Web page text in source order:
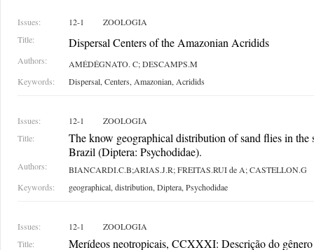
Issues: 12-1
ZOOLOGIA
Title:
Dispersal Centers of the Amazonian Acridids
Authors:
AMÉDÉGNATO. C; DESCAMPS.M
Keywords:
Dispersal, Centers, Amazonian, Acridids
Issues: 12-1
ZOOLOGIA
Title:
The know geographical distribution of sand flies in the
Brazil (Diptera: Psychodidae).
Authors:
BIANCARDI.C.B;ARIAS.J.R; FREITAS.RUI de A; CASTELLON.G
Keywords:
geographical, distribution, Diptera, Psychodidae
Issues: 12-1
ZOOLOGIA
Title:
Merídeos neotropicais, CCXXXI: Descrição do